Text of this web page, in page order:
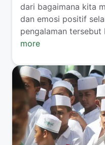
dari bagaimana kita
dan emosi positif
pengalaman tersebut
more